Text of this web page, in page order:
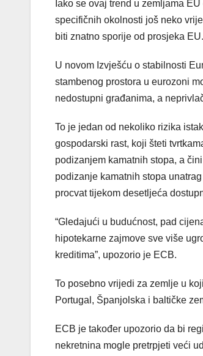
Iako se ovaj trend u zemljama
specifičnih okolnosti još neko
biti znatno sporije od prosjeka EU.
U novom Izvješću o stabilnosti
stambenog prostora u eurozoni
nedostupni građanima, a
To je jedan od nekoliko rizika
gospodarski rast, koji šteti
podizanjem kamatnih stopa, a
podizanje kamatnih stopa
procvat tijekom desetljeća
“Gledajući u budućnost, pad
hipotekarne zajmove sve više
kreditima”, upozorio je ECB.
To posebno vrijedi za zemlje u
Portugal, Španjolska i baltičke
ECB je također upozorio da bi
nekretnina mogle pretrpjeti veći